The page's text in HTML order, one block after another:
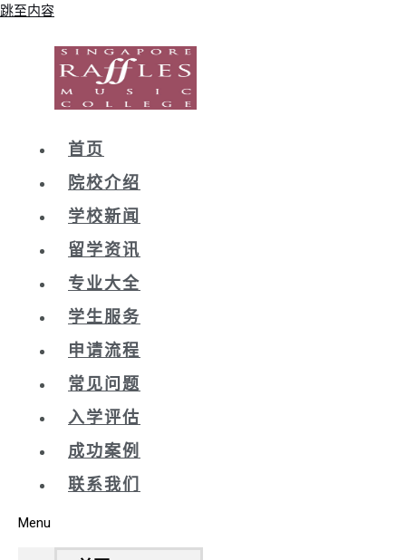
跳至内容
首页
院校介绍
学校新闻
留学资讯
专业大全
学生服务
申请流程
常见问题
入学评估
成功案例
联系我们
Menu